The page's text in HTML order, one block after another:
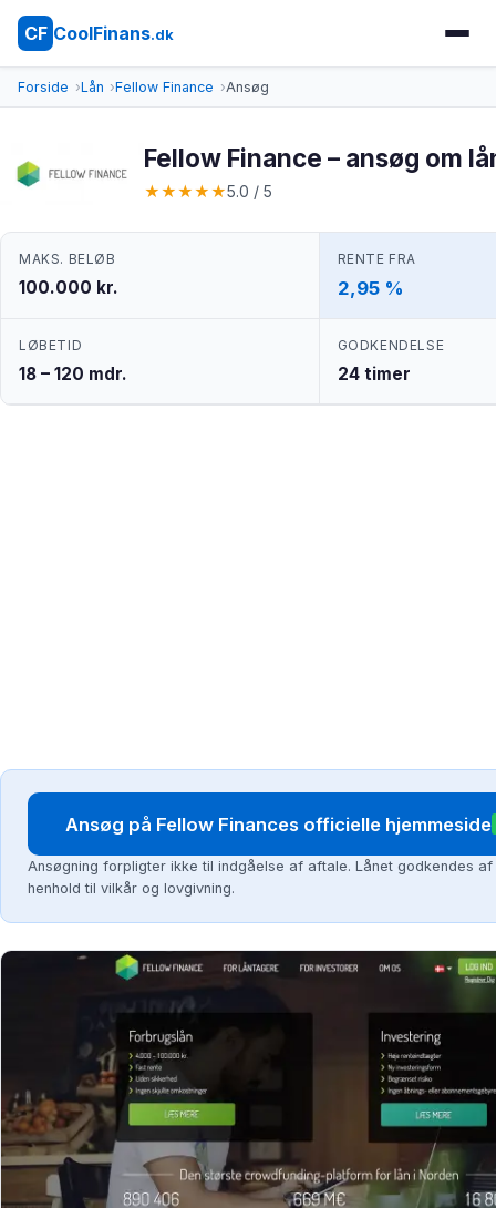
CF CoolFinans.dk
Forside Lån Fellow Finance Ansøg
Fellow Finance – ansøg om
★★★★★5.0 / 5
MAKS. BELØB
100.000 kr.
RENTE FRA
2,95 %
LØBETID
18 – 120 mdr.
GODKENDELSE
24 timer
Ansøg på Fellow Finances officielle hjemmeside
Ansøgning forpligter ikke til indgåelse af aftale. Lånet godkendes af
henhold til vilkår og lovgivning.